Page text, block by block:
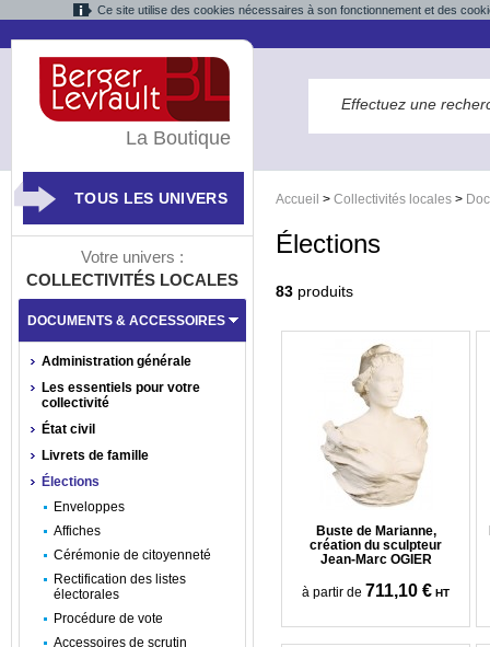
Ce site utilise des cookies nécessaires à son fonctionnement et des
Accueil > Collectivités locales >
Élections
83 produits
Buste de Marianne,
création du sculpteur
Jean-Marc OGIER
à partir de 711,10 € HT
La Boutique
TOUS LES UNIVERS
Votre univers :
COLLECTIVITÉS LOCALES
DOCUMENTS & ACCESSOIRES
Administration générale
Les essentiels pour votre
collectivité
État civil
Livrets de famille
Élections
Enveloppes
Affiches
Cérémonie de citoyenneté
Rectification des listes
électorales
Procédure de vote
Accessoires de scrutin